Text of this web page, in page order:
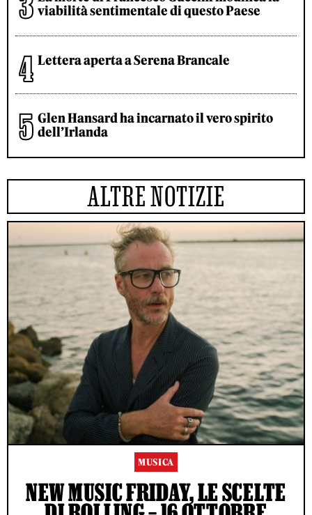
viabilità sentimentale di questo Paese
Lettera aperta a Serena Brancale
Glen Hansard ha incarnato il vero spirito
dell’Irlanda
ALTRE NOTIZIE
MUSICA
NEW MUSIC FRIDAY, LE SCELTE